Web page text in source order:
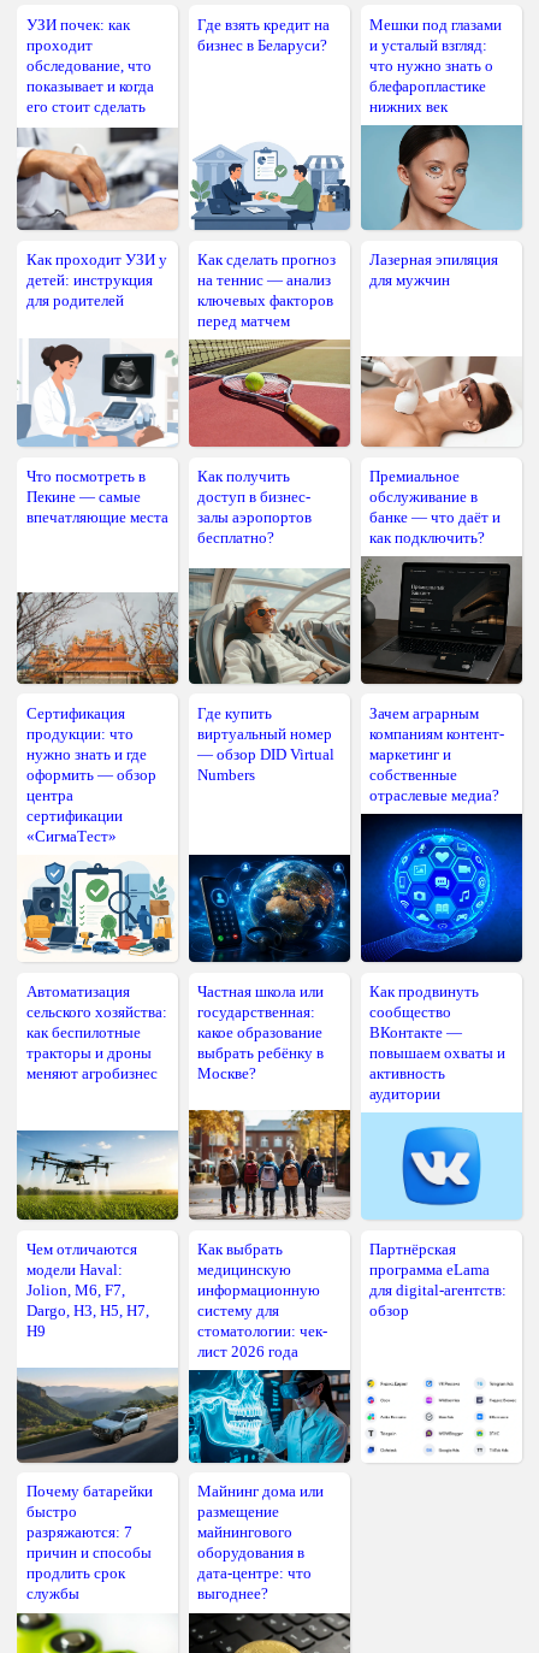
УЗИ почек: как
проходит
обследование, что
показывает и когда
его стоит сделать
Где взять кредит на
бизнес в Беларуси?
Мешки под глазами
и усталый взгляд:
что нужно знать о
блефаропластике
нижних век
Как проходит УЗИ у
детей: инструкция
для родителей
Как сделать прогноз
на теннис — анализ
ключевых факторов
перед матчем
Лазерная эпиляция
для мужчин
Что посмотреть в
Пекине — самые
впечатляющие места
Как получить
доступ в бизнес-
залы аэропортов
бесплатно?
Премиальное
обслуживание в
банке — что даёт и
как подключить?
Сертификация
продукции: что
нужно знать и где
оформить — обзор
центра
сертификации
«СигмаТест»
Где купить
виртуальный номер
— обзор DID Virtual
Numbers
Зачем аграрным
компаниям контент-
маркетинг и
собственные
отраслевые медиа?
Автоматизация
сельского хозяйства:
как беспилотные
тракторы и дроны
меняют агробизнес
Частная школа или
государственная:
какое образование
выбрать ребёнку в
Москве?
Как продвинуть
сообщество
ВКонтакте —
повышаем охваты и
активность
аудитории
Чем отличаются
модели Haval:
Jolion, M6, F7,
Dargo, H3, H5, H7,
H9
Как выбрать
медицинскую
информационную
систему для
стоматологии: чек-
лист 2026 года
Партнёрская
программа eLama
для digital-агентств:
обзор
Почему батарейки
быстро
разряжаются: 7
причин и способы
продлить срок
службы
Майнинг дома или
размещение
майнингового
оборудования в
дата-центре: что
выгоднее?